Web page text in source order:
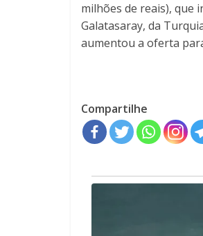
milhões de reais), que
Galatasaray, da
aumentou a oferta
Compartilhe